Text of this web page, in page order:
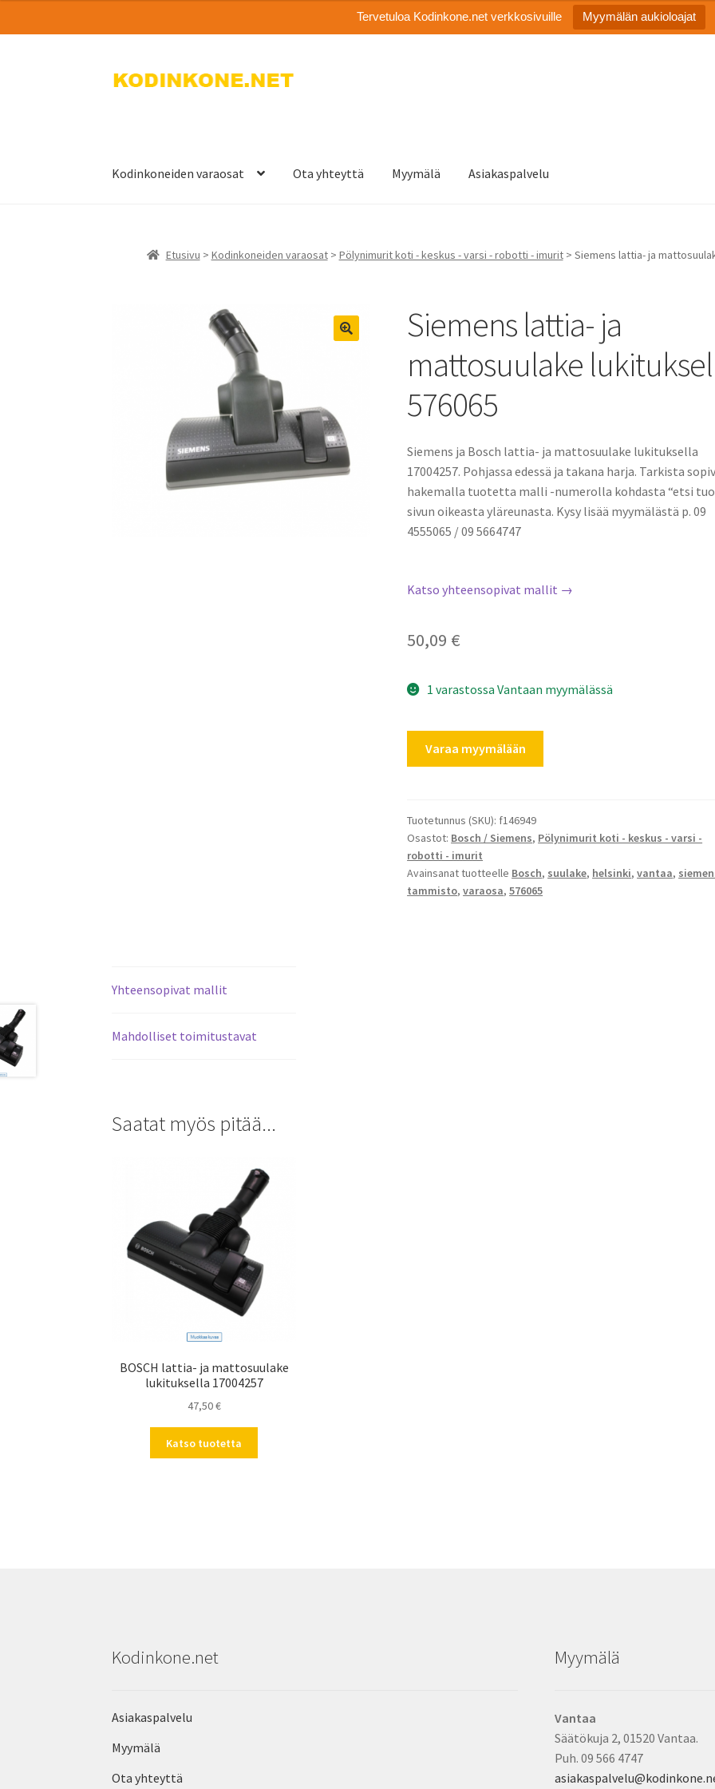
Tervetuloa Kodinkone.net verkkosivuille Myymälän aukioloajat
Siirry
Siirry
Kodinkoneiden varaosat Ota yhteyttä Myymälä Asiakaspalvelu
Etusivu > Kodinkoneiden varaosat> Pölynimurit koti - keskus - varsi - robotti - imurit> Siemens lattia- ja
Siemens lattia- ja
mattosuulake
576065
Siemens ja Bosch lattia- ja mattosuulake lukituksella
17004257. Pohjassa edessä ja takana harja. Tarkista
hakemalla tuotetta malli -numerolla kohdasta “etsi
sivun oikeasta yläreunasta. Kysy lisää myymälästä p. 09
4555065 / 09 5664747
Katso yhteensopivat mallit →
50,09 €
1 varastossa Vantaan myymälässä
lukituksella
576065
määrä
Varaa myymälään
Tuotetunnus (SKU): f146949
Osastot: Bosch / Siemens, Pölynimurit koti - keskus - varsi -
robotti - imurit
Avainsanat tuotteelle Bosch, suulake, helsinki,vantaa,
tammisto,varaosa,576065
Yhteensopivat mallit
Mahdolliset toimitustavat
Saatat myös pitää...
BOSCH lattia- ja mattosuulake
lukituksella 17004257
47,50€
Katso tuotetta
Kodinkone.net
Asiakaspalvelu
Myymälä
Ota yhteyttä
Myymälä
Vantaa
Säätökuja 2, 01520 Vantaa.
Puh. 09 566 4747